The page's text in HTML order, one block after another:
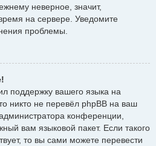
неверное, значит,
на сервере. Уведомите
проблемы.
поддержку вашего языка на
никто не перевёл phpBB на ваш
конференции,
вам языковой пакет. Если такого
то вы сами можете перевести